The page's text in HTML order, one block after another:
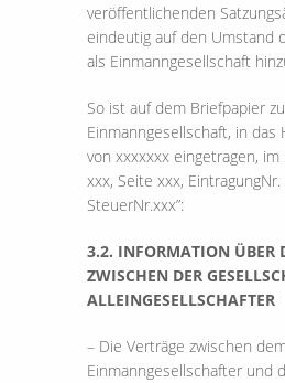
veröffentlichenden
eindeutig auf den Umstand
als Einmanngesellschaft
So ist auf dem Briefpapier
Einmanngesellschaft, in das
von xxxxxxx eingetragen, im
xxx, Seite xxx, EintragungNr.
SteuerNr.xxx”:
3.2. INFORMATION ÜBER
ZWISCHEN DER
ALLEINGESELLSCHAFTER
– Die Verträge zwischen
Einmanngesellschafter und